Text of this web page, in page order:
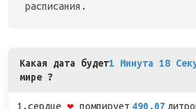
расписания.
Какая дата будет1 Минута 18
мире ?
1.сердце ❤ помпирует 490.07